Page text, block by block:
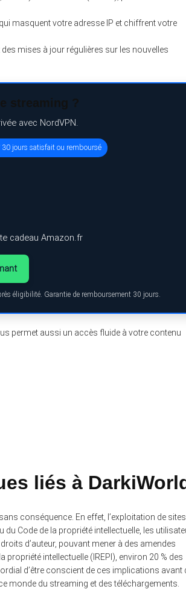
masquent votre adresse IP et chiffrent votre
mises à jour régulières sur les nouvelles
streaming ?
avec NordVPN.
30 jours satisfait ou remboursé
cadeau Amazon.fr
éligibilité. Garantie de remboursement 30 jours.
permet aussi un accès fluide à votre contenu
liés à
conséquence. En effet, l’exploitation de
Code de la propriété intellectuelle, les
d’auteur, pouvant mener à des amendes
propriété intellectuelle (IREPI), environ 20 % des
d’être conscient de ces implications avant
monde du streaming et des téléchargements.